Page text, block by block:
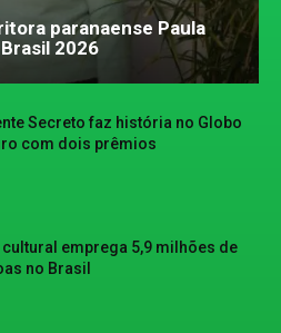
paranaense Paula
2026
Secreto faz história no Globo
com dois prêmios
emprega 5,9 milhões de
no Brasil